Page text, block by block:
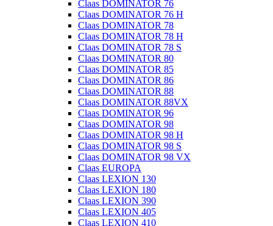
Claas DOMINATOR 76
Claas DOMINATOR 76 H
Claas DOMINATOR 78
Claas DOMINATOR 78 H
Claas DOMINATOR 78 S
Claas DOMINATOR 80
Claas DOMINATOR 85
Claas DOMINATOR 86
Claas DOMINATOR 88
Claas DOMINATOR 88VX
Claas DOMINATOR 96
Claas DOMINATOR 98
Claas DOMINATOR 98 H
Claas DOMINATOR 98 S
Claas DOMINATOR 98 VX
Claas EUROPA
Claas LEXION 130
Claas LEXION 180
Claas LEXION 390
Claas LEXION 405
Claas LEXION 410